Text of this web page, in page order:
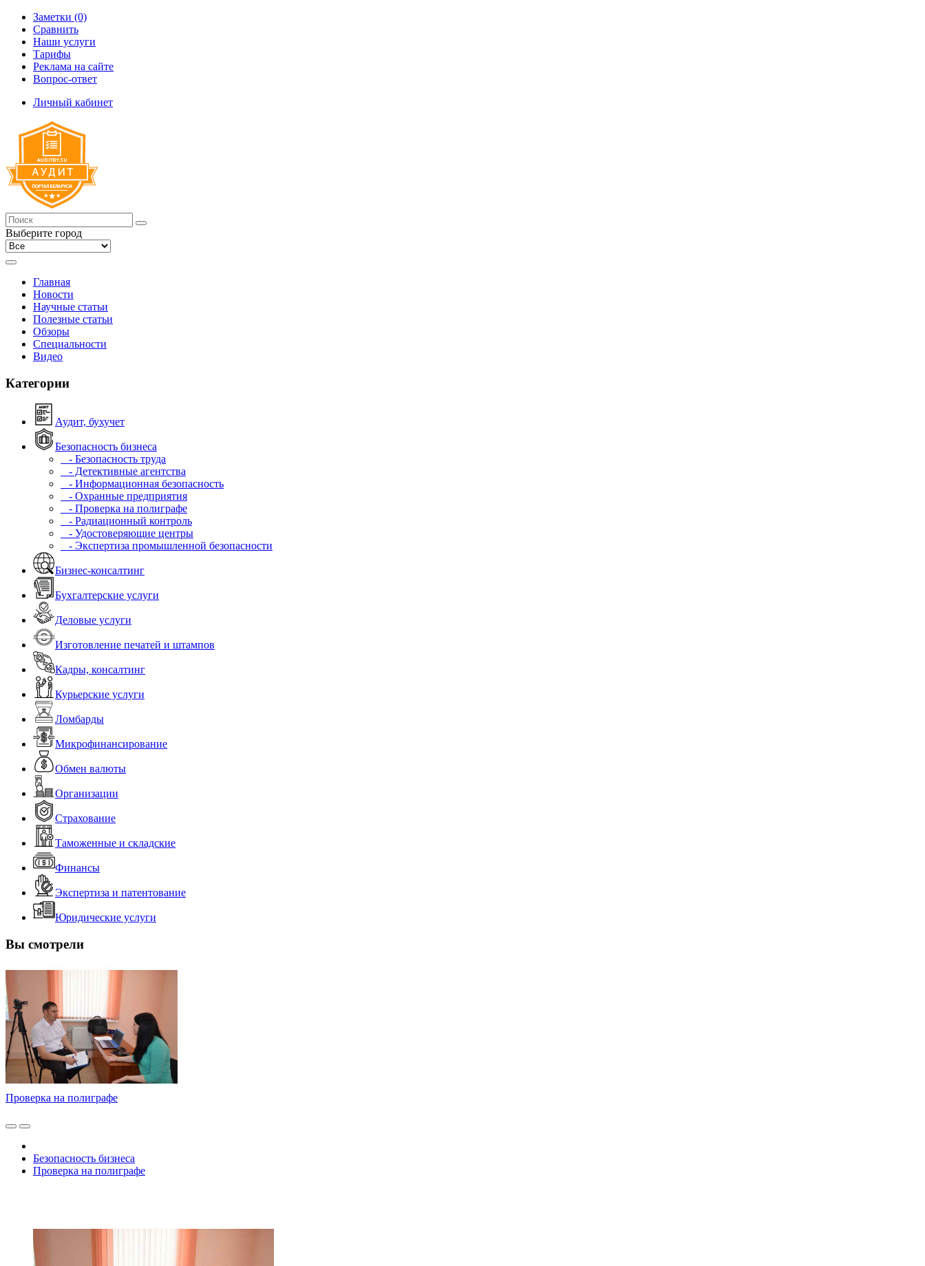
Заметки (0)
Сравнить
Наши услуги
Тарифы
Реклама на сайте
Вопрос-ответ
Личный кабинет
Выберите город
Главная
Новости
Научные статьи
Полезные статьи
Обзоры
Специальности
Видео
Категории
Аудит, бухучет
Безопасность бизнеса
- Безопасность труда
- Детективные агентства
- Информационная безопасность
- Охранные предприятия
- Проверка на полиграфе
- Радиационный контроль
- Удостоверяющие центры
- Экспертиза промышленной безопасности
Бизнес-консалтинг
Бухгалтерские услуги
Деловые услуги
Изготовление печатей и штампов
Кадры, консалтинг
Курьерские услуги
Ломбарды
Микрофинансирование
Обмен валюты
Организации
Страхование
Таможенные и складские
Финансы
Экспертиза и патентование
Юридические услуги
Вы смотрели
Проверка на полиграфе
Безопасность бизнеса
Проверка на полиграфе